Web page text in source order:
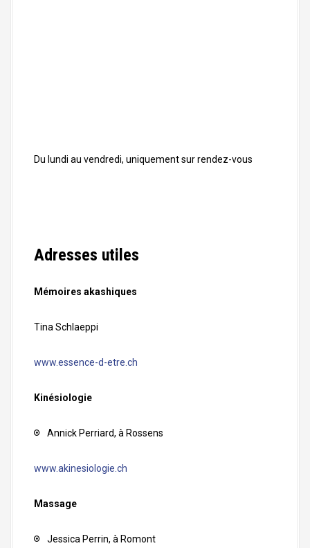
Du lundi au vendredi, uniquement sur rendez-vous
Adresses utiles
Mémoires akashiques
Tina Schlaeppi
www.essence-d-etre.ch
Kinésiologie
Annick Perriard, à Rossens
www.akinesiologie.ch
Massage
Jessica Perrin, à Romont